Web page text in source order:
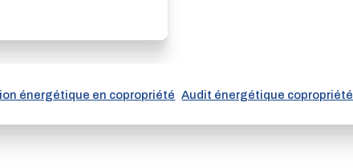
énergétique en copropriété Audit énergétique copropriété